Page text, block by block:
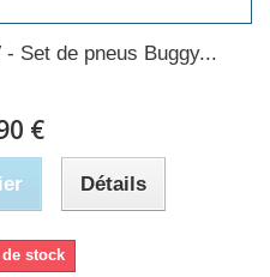
Set de pneus Buggy...
€
Détails
stock